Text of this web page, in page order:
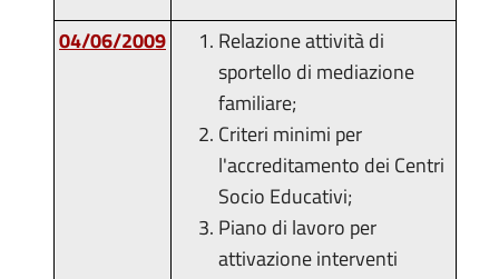
04/06/2009
Relazione attività di
sportello di mediazione
familiare;
Criteri minimi per
l'accreditamento dei Centri
Socio Educativi;
Piano di lavoro per
attivazione interventi